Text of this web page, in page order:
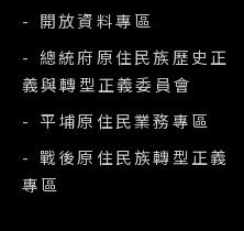
- 開放資料專區
- 總統府原住民族歷史正
義與轉型正義委員會
- 平埔原住民業務專區
- 戰後原住民族轉型正義
專區